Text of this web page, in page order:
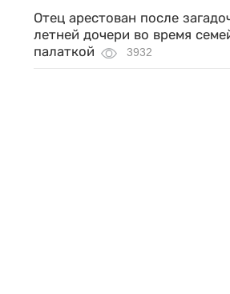
Отец арестован после
летней дочери во время
палаткой
3932